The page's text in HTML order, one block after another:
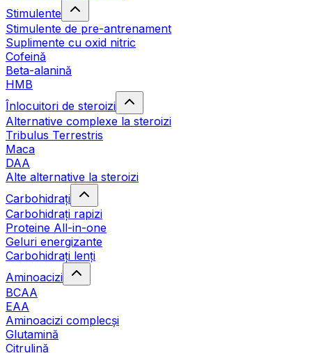
Stimulente
Stimulente de pre-antrenament
Suplimente cu oxid nitric
Cofeină
Beta-alanină
HMB
Înlocuitori de steroizi
Alternative complexe la steroizi
Tribulus Terrestris
Maca
DAA
Alte alternative la steroizi
Carbohidrați
Carbohidrați rapizi
Proteine All-in-one
Geluri energizante
Carbohidrați lenți
Aminoacizi
BCAA
EAA
Aminoacizi complecși
Glutamină
Citrulină